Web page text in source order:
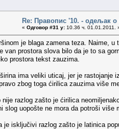
Re: Правопис '10. - одељак
« Одговор #31 у: 10.36 ч. 01.01.2011.
je blaga zamena teza. Naime,
van prostora slova bilo da je to sa
prostora tekst zauzima.
ima veliki uticaj, jer je rastojanje
zbog toga ćirilica zauzima više
nije razlog zašto je ćirilica
slog uopošte ne mora da potroši više
je isključivi razlog zašto je latinica